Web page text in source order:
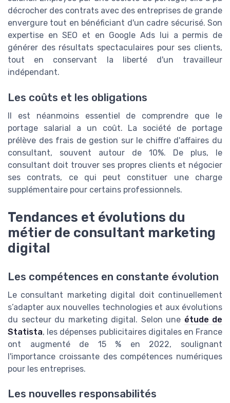
décrocher des contrats avec des entreprises de grande
envergure tout en bénéficiant d'un cadre sécurisé. Son
expertise en SEO et en Google Ads lui a permis de
générer des résultats spectaculaires pour ses clients,
tout en conservant la liberté d'un travailleur
indépendant.
Les coûts et les obligations
Il est néanmoins essentiel de comprendre que le
portage salarial a un coût. La société de portage
prélève des frais de gestion sur le chiffre d'affaires du
consultant, souvent autour de 10%. De plus, le
consultant doit trouver ses propres clients et négocier
ses contrats, ce qui peut constituer une charge
supplémentaire pour certains professionnels.
Tendances et évolutions du
métier de consultant marketing
digital
Les compétences en constante évolution
Le consultant marketing digital doit continuellement
s’adapter aux nouvelles technologies et aux évolutions
du secteur du marketing digital. Selon une étude de
Statista, les dépenses publicitaires digitales en France
ont augmenté de 15 % en 2022, soulignant
l'importance croissante des compétences numériques
pour les entreprises.
Les nouvelles responsabilités